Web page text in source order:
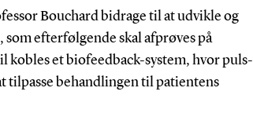
Bouchard bidrage til at udvikle og
efterfølgende skal afprøves på
kobles et biofeedback-system, hvor puls-
tilpasse behandlingen til patientens